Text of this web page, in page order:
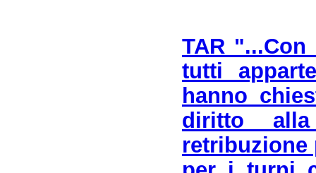
TAR
tutti
hanno
diritto alla
retribuzione